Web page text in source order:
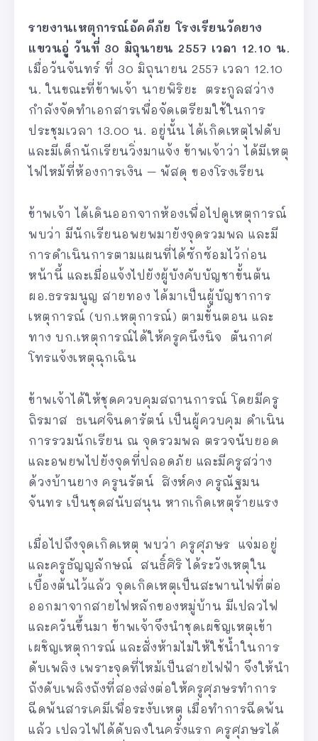
รายงานเหตุการณ์อัคคีภัย โรงเรียนวัดยาง
แขวนอู่ วันที่ 30 มิถุนายน 2557 เวลา 12.10 น.
เมื่อวันจันทร์ ที่ 30 มิถุนายน 2557 เวลา 12.10
น. ในขณะที่ข้าพเจ้า นายพิริยะ ตระกูลสว่าง
กำลังจัดทำเอกสารเพื่อจัดเตรียมใช้ในการ
ประชุมเวลา 13.00 น. อยู่นั้น ได้เกิดเหตุไฟดับ
และมีเด็กนักเรียนวิ่งมาแจ้ง ข้าพเจ้าว่า ได้มีเหตุ
ไฟไหม้ที่ห้องการเงิน – พัสดุ ของโรงเรียน
ข้าพเจ้า ได้เดินออกจากห้องเพื่อไปดูเหตุการณ์
พบว่า มีนักเรียนอพยพมายังจุดรวมพล และมี
การดำเนินการตามแผนที่ได้ซักซ้อมไว้ก่อน
หน้านี้ และเมื่อแจ้งไปยังผู้บังคับบัญชาขั้นต้น
ผอ.ธรรมนูญ สายทอง ได้มาเป็นผู้บัญชาการ
เหตุการณ์ (บก.เหตุการณ์) ตามขั้นตอน และ
ทาง บก.เหตุการณ์ได้ให้ครูคนึงนิจ ตันกาศ
โทรแจ้งเหตุฉุกเฉิน
ข้าพเจ้าได้ให้ชุดควบคุมสถานการณ์ โดยมีครู
ถิรมาส ธเนศจินดารัตน์ เป็นผู้ควบคุม ดำเนิน
การรวมนักเรียน ณ จุดรวมพล ตรวจนับยอด
และอพยพไปยังจุดที่ปลอดภัย และมีครูสว่าง
ด้วงบ้านยาง ครูนรัตน์ สิงห์คง ครูณัฐมน
จันทร เป็นชุดสนับสนุน หากเกิดเหตุร้ายแรง
เมื่อไปถึงจุดเกิดเหตุ พบว่า ครูศุภษร แจ่มอยู่
และครูธัญญลักษณ์ สนธิ์ศิริ ได้ระวังเหตุใน
เบื้องต้นไว้แล้ว จุดเกิดเหตุเป็นสะพานไฟที่ต่อ
ออกมาจากสายไฟหลักของหมู่บ้าน มีเปลวไฟ
และควันขึ้นมา ข้าพเจ้าจึงนำชุดเผชิญเหตุเข้า
เผชิญเหตุการณ์ และสั่งห้ามไม่ให้ใช้น้ำในการ
ดับเพลิง เพราะจุดที่ไหม้เป็นสายไฟฟ้า จึงให้นำ
ถังดับเพลิงถังที่สองส่งต่อให้ครูศุภษรทำการ
ฉีดพ้นสารเคมีเพื่อระงับเหตุ เมื่อทำการฉีดพ้น
แล้ว เปลวไฟได้ดับลงในครั้งแรก ครูศุภษรได้